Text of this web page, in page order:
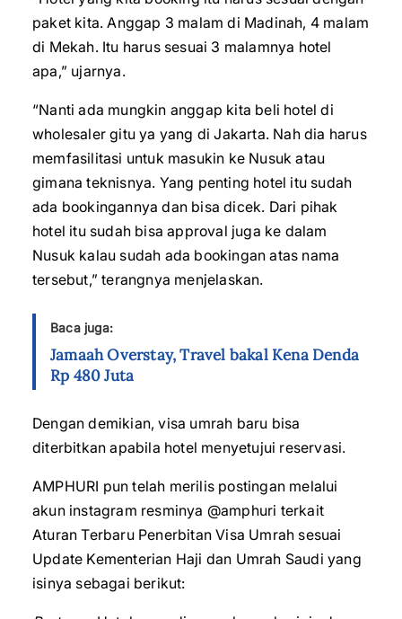
paket kita. Anggap 3 malam di Madinah, 4 malam
di Mekah. Itu harus sesuai 3 malamnya hotel
apa,” ujarnya.
“Nanti ada mungkin anggap kita beli hotel di
wholesaler gitu ya yang di Jakarta. Nah dia harus
memfasilitasi untuk masukin ke Nusuk atau
gimana teknisnya. Yang penting hotel itu sudah
ada bookingannya dan bisa dicek. Dari pihak
hotel itu sudah bisa approval juga ke dalam
Nusuk kalau sudah ada bookingan atas nama
tersebut,” terangnya menjelaskan.
Baca juga:
Jamaah Overstay, Travel bakal Kena Denda
Rp 480 Juta
Dengan demikian, visa umrah baru bisa
diterbitkan apabila hotel menyetujui reservasi.
AMPHURI pun telah merilis postingan melalui
akun instagram resminya @amphuri terkait
Aturan Terbaru Penerbitan Visa Umrah sesuai
Update Kementerian Haji dan Umrah Saudi yang
isinya sebagai berikut: